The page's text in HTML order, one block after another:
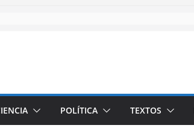
POLÍTICA TEXTOS